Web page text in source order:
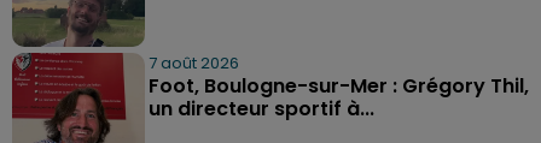
7 août 2026
Foot, Boulogne-sur-Mer : Grégory Thil,
un directeur sportif à...